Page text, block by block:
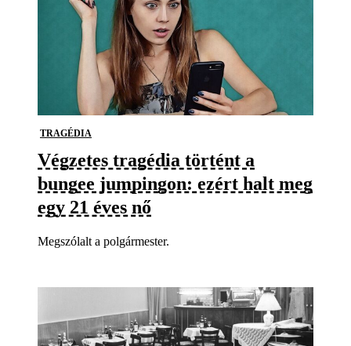
TRAGÉDIA
Végzetes tragédia történt a
bungee jumpingon: ezért halt meg
egy 21 éves nő
Megszólalt a polgármester.